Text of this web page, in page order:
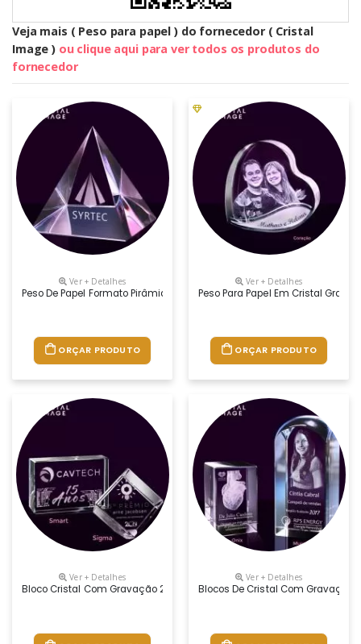
Veja mais ( Peso para papel ) do fornecedor ( Cristal
Image ) ou clique aqui para ver todos os produtos do
fornecedor
Ver + Detalhes
Peso De Papel Formato Pirâmide Com Gravação Interna A Laser
ORÇAR PRODUTO
Ver + Detalhes
Peso Para Papel Em Cristal
ORÇAR PRODUTO
Ver + Detalhes
Bloco Cristal Com Gravação 2d E 3d No Interior Da Peça. Ideal Para
Ver + Detalhes
Blocos De Cristal Com Gravação